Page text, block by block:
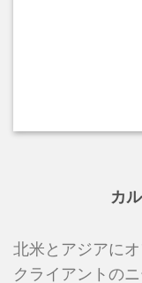
カ
北米とアジアに
クライアントの